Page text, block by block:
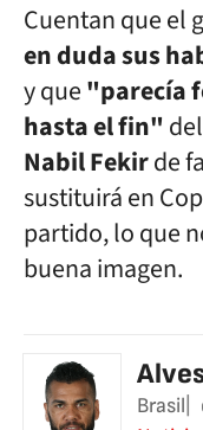
Cuentan que el
en duda sus
y que"parecía
hasta el fin"
Nabil Fekirde
sustituirá en
partido, lo que
buena imagen.
Brasil